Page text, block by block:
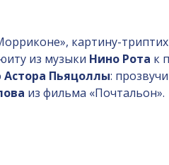
картину-
из музыки Нино Рота к
Астора Пьяцоллы:
из фильма «Почтальон».